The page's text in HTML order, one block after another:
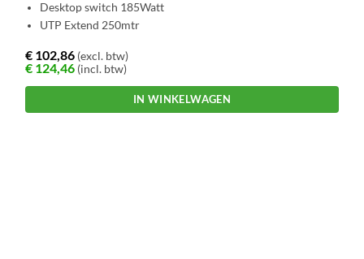
Desktop switch 185Watt
UTP Extend 250mtr
€ 102,86 (excl. btw)
€ 124,46 (incl. btw)
IN WINKELWAGEN